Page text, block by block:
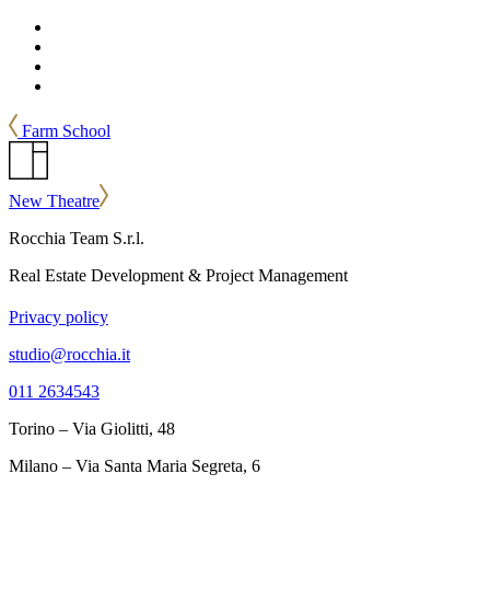
Farm School
New Theatre
Rocchia Team S.r.l.
Real Estate Development & Project Management
Privacy policy
studio@rocchia.it
011 2634543
Torino – Via Giolitti, 48
Milano – Via Santa Maria Segreta, 6